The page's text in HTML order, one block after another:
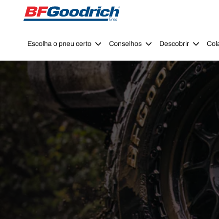
Go to page content Go to page navigation
Escolha o pneu certo Conselhos Descobrir